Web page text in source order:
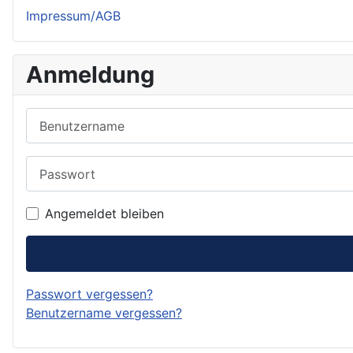
Impressum/AGB
Anmeldung
Angemeldet bleiben
Passwort vergessen?
Benutzername vergessen?